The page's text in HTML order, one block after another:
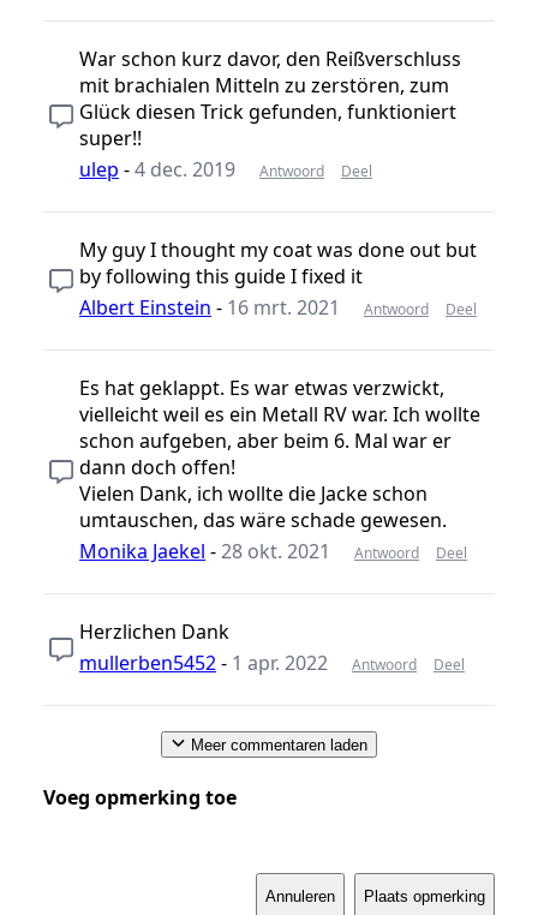
War schon kurz davor, den Reißverschluss
mit brachialen Mitteln zu zerstören, zum
Glück diesen Trick gefunden, funktioniert
super!!
ulep -4 dec. 2019 Antwoord Deel
My guy I thought my coat was done out but
by following this guide I fixed it
Albert Einstein - 16 mrt. 2021 Antwoord Deel
Es hat geklappt. Es war etwas verzwickt,
vielleicht weil es ein Metall RV war. Ich wollte
schon aufgeben, aber beim 6. Mal war er
dann doch offen!
Vielen Dank, ich wollte die Jacke schon
umtauschen, das wäre schade gewesen.
Monika Jaekel -28 okt. 2021 Antwoord Deel
Herzlichen Dank
mullerben5452- 1 apr. 2022 Antwoord Deel
Meer commentaren laden
Voeg opmerking toe
Annuleren Plaats opmerking